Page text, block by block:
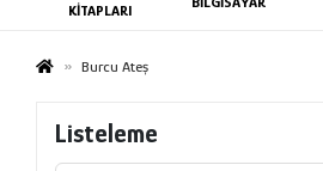
KİTAPLARI
Burcu Ateş
Listeleme